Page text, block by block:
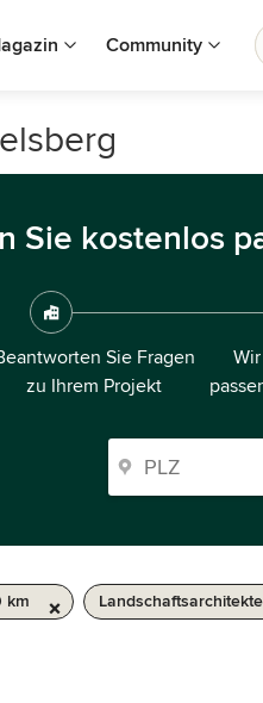
Community
Sie kostenlos
Sie Fragen
zu Ihrem Projekt
km